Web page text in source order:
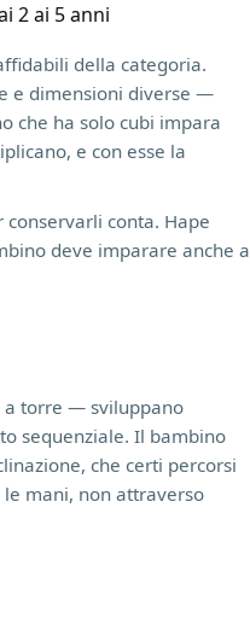
2 ai 5 anni
della categoria.
e dimensioni diverse —
che ha solo cubi impara
e con esse la
conta. Hape
deve imparare anche a
a torre — sviluppano
sequenziale. Il bambino
che certi percorsi
mani, non attraverso